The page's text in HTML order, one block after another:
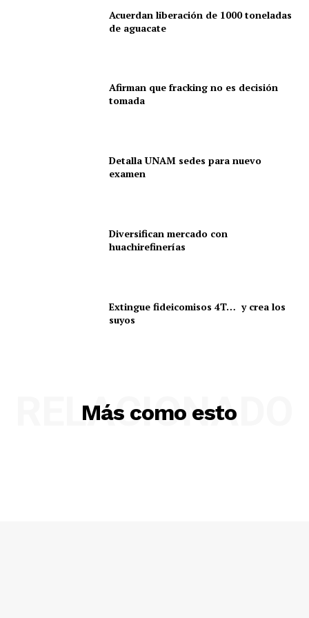
Acuerdan liberación de 1000 toneladas
de aguacate
Afirman que fracking no es decisión
tomada
Detalla UNAM sedes para nuevo
examen
Diversifican mercado con
huachirefinerías
Extingue fideicomisos 4T… y crea los
suyos
Más como esto
RELACIONADO